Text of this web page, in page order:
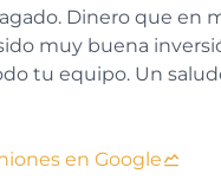
Dinero que en
muy buena
tu equipo. Un
en Google